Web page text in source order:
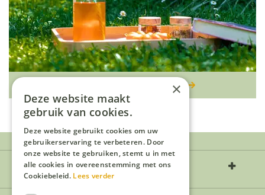
(IJs)thee uit eigen tuin
Over ons
×
Deze website maakt
gebruik van cookies.
Deze website gebruikt cookies om uw
gebruikerservaring te verbeteren. Door
onze website te gebruiken, stemt u in met
alle cookies in overeenstemming met ons
Cookiebeleid. Lees verder